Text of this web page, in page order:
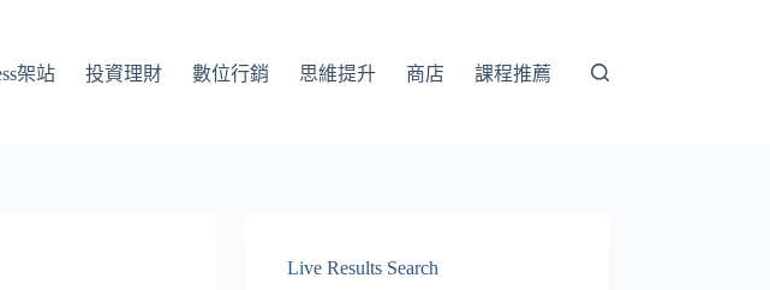
架站 投資理財 數位行銷 思維提升 商店 課程推薦
Live Results Search